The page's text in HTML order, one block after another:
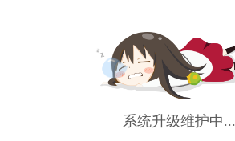
系统升级维护中...